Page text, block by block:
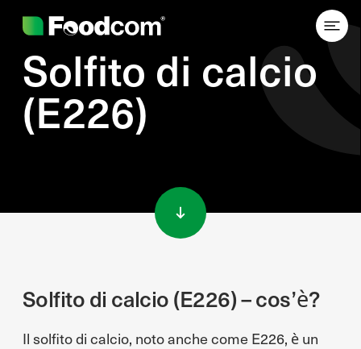
Solfito di calcio
(E226)
Solfito di calcio (E226) – cos’è?
Il solfito di calcio, noto anche come E226, è un